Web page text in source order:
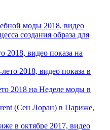
моды 2018, видео
создания образа для
2018, видео показа на
2018, видео показа в
2018 на Неделе моды в
(Сен Лоран) в Париже,
в октябре 2017, видео